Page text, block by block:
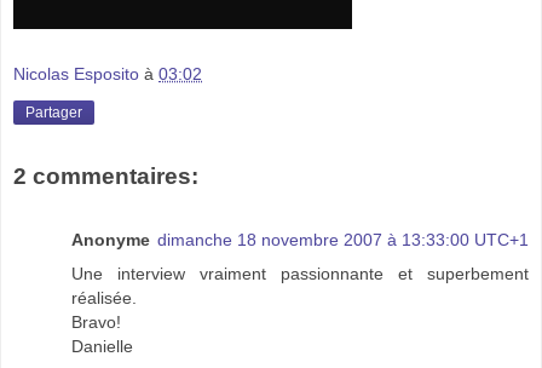
Nicolas Esposito à 03:02
Partager
2 commentaires:
Anonyme dimanche 18 novembre 2007 à 13:33:00 UTC+1
Une interview vraiment passionnante et superbement
réalisée.
Bravo!
Danielle